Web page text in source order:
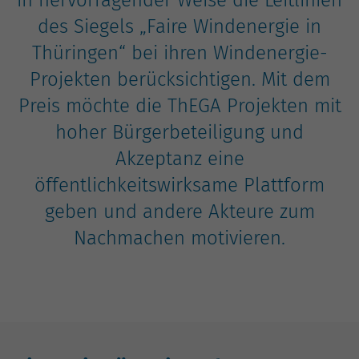
des Siegels „Faire Windenergie in
Thüringen“ bei ihren Windenergie-
Projekten berücksichtigen. Mit dem
Preis möchte die ThEGA Projekten mit
hoher Bürgerbeteiligung und
Akzeptanz eine
öffentlichkeitswirksame Plattform
geben und andere Akteure zum
Nachmachen motivieren.
Nutzung der Website für den
Analysebericht der Website zu verfolgen.
Die Cookies speichern Informationen
anonym und weisen eine zufällig
generierte Nummer zu, um eindeutige
Besucher zu identifizieren.
_gid
Anbieter Google Analytics
Laufzeit 1 Tag